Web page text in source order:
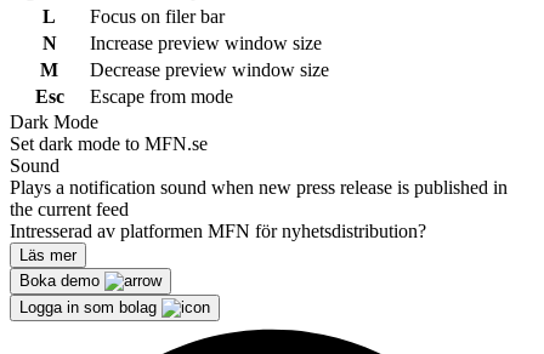
L
Focus on filer bar
N
Increase preview window size
M
Decrease preview window size
Esc
Escape from mode
Dark Mode
Set dark mode to MFN.se
Sound
Plays a notification sound when new press release is published in
the current feed
Intresserad av platformen MFN för nyhetsdistribution?
Läs mer
Boka demo
Logga in som bolag